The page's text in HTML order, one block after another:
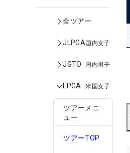
全ツアー
JLPGA国内女子
JGTO 国内男子
LPGA 米国女子
ツアーメニ
ュー
ツアーTOP